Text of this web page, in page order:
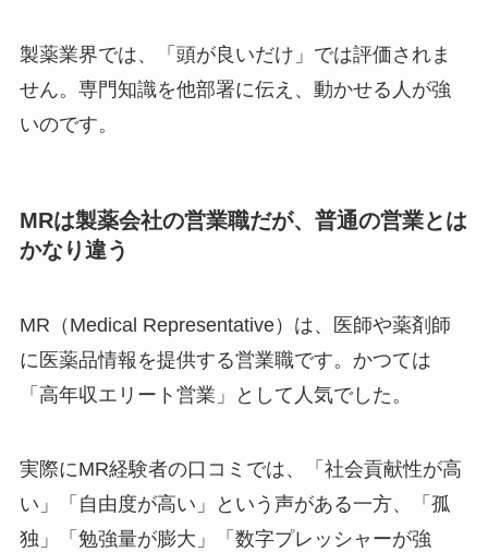
製薬業界では、「頭が良いだけ」では評価されま
せん。専門知識を他部署に伝え、動かせる人が強
いのです。
MRは製薬会社の営業職だが、普通の営業とは
かなり違う
MR（Medical Representative）は、医師や薬剤師
に医薬品情報を提供する営業職です。かつては
「高年収エリート営業」として人気でした。
実際にMR経験者の口コミでは、「社会貢献性が高
い」「自由度が高い」という声がある一方、「孤
独」「勉強量が膨大」「数字プレッシャーが強